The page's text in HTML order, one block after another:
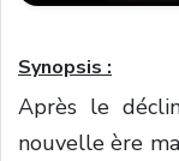
Synopsis :
Après le
nouvelle ère